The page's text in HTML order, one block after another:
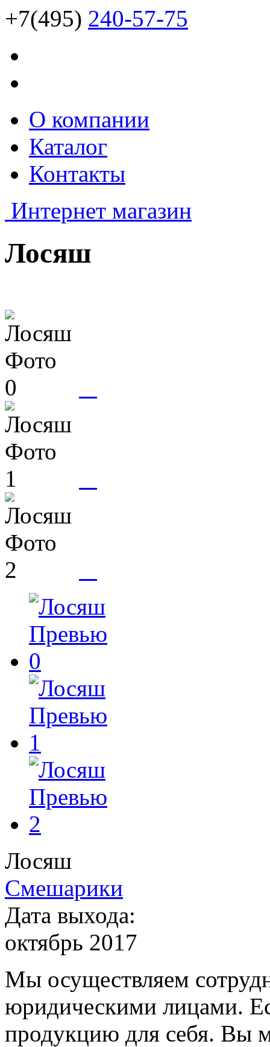
+7(495) 240-57-75
О компании
Каталог
Контакты
Интернет магазин
Лосяш
Лосяш
Смешарики
Дата выхода:
октябрь 2017
Мы осуществляем
юридическими лицами.
продукцию для себя. Вы